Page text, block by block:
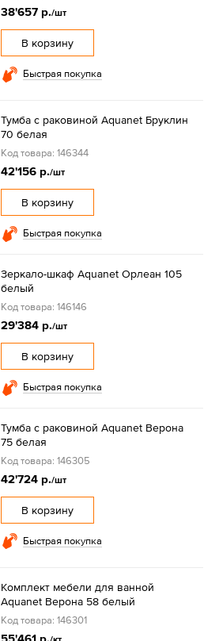
38'657 р./шт
В корзину
Быстрая покупка
Тумба с раковиной Aquanet Бруклин
70 белая
Код товара: 146344
42'156 р./шт
В корзину
Быстрая покупка
Зеркало-шкаф Aquanet Орлеан 105
белый
Код товара: 146146
29'384 р./шт
В корзину
Быстрая покупка
Тумба с раковиной Aquanet Верона
75 белая
Код товара: 146305
42'724 р./шт
В корзину
Быстрая покупка
Комплект мебели для ванной
Aquanet Верона 58 белый
Код товара: 146301
55'461 р.